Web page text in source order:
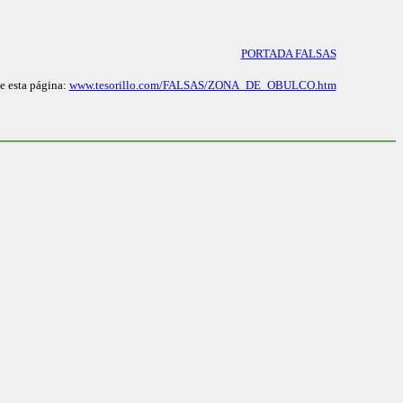
PORTADA FALSAS
esta página: www.tesorillo.com/FALSAS/ZONA_DE_OBULCO.htm